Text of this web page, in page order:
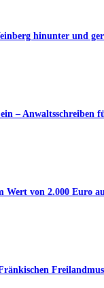
hinunter und
– Anwaltsschreiben
von 2.000 Euro